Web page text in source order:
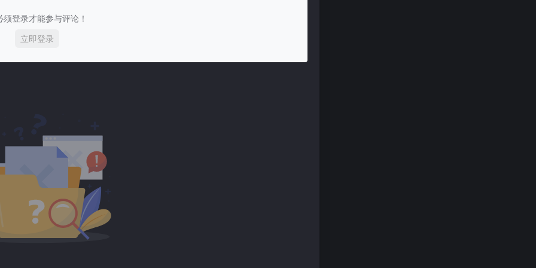
须登录才能参与评论！
立即登录